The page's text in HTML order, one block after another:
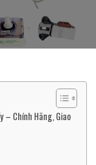
– Chính Hãng, Giao